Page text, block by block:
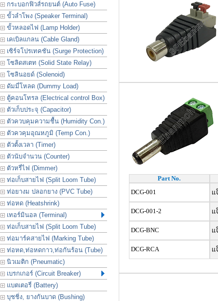
กระบอกฟิวส์รถยนต์ (Auto Fuse)
ขั้วลำโพง (Speaker Terminal)
ขั้วหลอดไฟ (Lamp Holder)
เคเบิลแกลน (Cable Gland)
เซิร์จโปรเทคชัน (Surge Protection)
โซลิดสเตท (Solid State Relay)
โซลินอยด์ (Solenoid)
ดัมมี่โหลด (Dummy Load)
ตู้คอนโทรล (Electrical control Box)
ตัวเก็บประจุ (Capacitor)
ตัวควบคุมความชื้น (Humidity Con.)
ตัวควคุมอุณหภูมิ (Temp Con.)
ตัวตั้งเวลา (Timer)
ตัวนับจำนวน (Counter)
ตัวหรี่ไฟ (Dimmer)
ท่อเก็บสายไฟ (Split Loom Tube)
ท่อยางม ปลอกยาง (PVC Tube)
ท่อหด (Heatshrink)
เทอร์มินอล (Terminal)
ท่อเก็บสายไฟ (Split Loom Tube)
ท่อมาร์คสายไฟ (Marking Tube)
ท่อหด,ท่อหดกาว,ท่อกันร้อน (Tube)
นิวเมติก (Pneumatic)
เบรกเกอร์ (Circuit Breaker)
แบตเตอรี่ (Battery)
บุชชิ่ง, ยางกันบาด (Bushing)
Part No.
DCG-001
เ
DCG-001-2 เ
DCG-BNC เ
DCG-RCA เ